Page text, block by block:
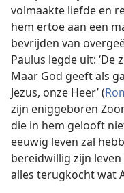
volmaakte liefde en
hem ertoe aan een
bevrijden van
Paulus legde uit:
Maar God geeft als
Jezus, onze Heer’ (
zijn eniggeboren
die in hem gelooft
eeuwig leven zal
bereidwillig zijn
alles terugkocht wat